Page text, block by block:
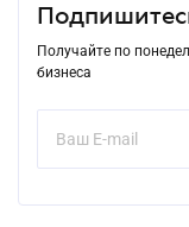
Получайте по
бизнеса